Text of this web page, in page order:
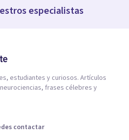
especialistas
estudiantes y curiosos. Artículos
frases célebres y
contactar